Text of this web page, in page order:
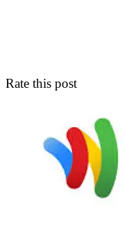
Rate this post